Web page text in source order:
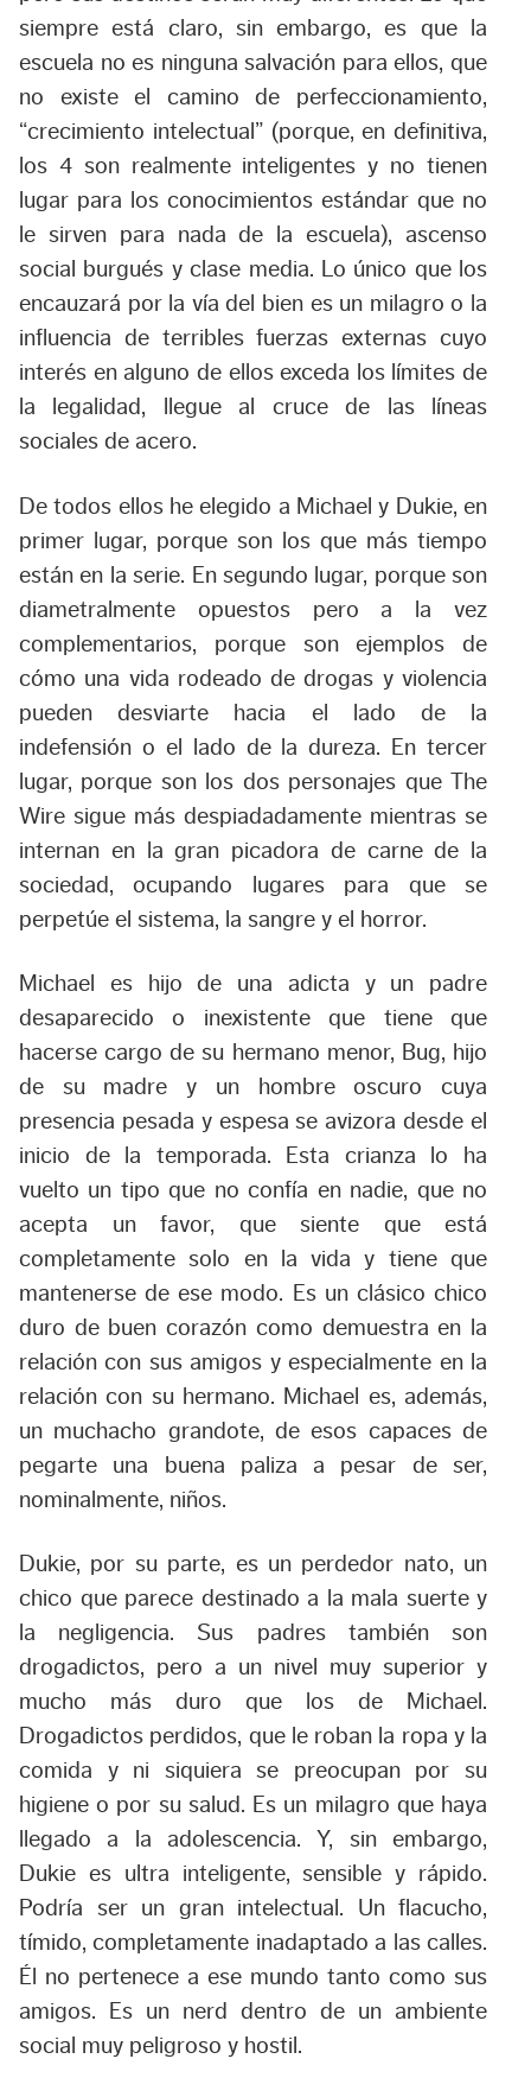
siempre está claro, sin embargo, es que la
escuela no es ninguna salvación para ellos, que
no existe el camino de perfeccionamiento,
“crecimiento intelectual” (porque, en definitiva,
los 4 son realmente inteligentes y no tienen
lugar para los conocimientos estándar que no
le sirven para nada de la escuela), ascenso
social burgués y clase media. Lo único que los
encauzará por la vía del bien es un milagro o la
influencia de terribles fuerzas externas cuyo
interés en alguno de ellos exceda los límites de
la legalidad, llegue al cruce de las líneas
sociales de acero.
De todos ellos he elegido a Michael y Dukie, en
primer lugar, porque son los que más tiempo
están en la serie. En segundo lugar, porque son
diametralmente opuestos pero a la vez
complementarios, porque son ejemplos de
cómo una vida rodeado de drogas y violencia
pueden desviarte hacia el lado de la
indefensión o el lado de la dureza. En tercer
lugar, porque son los dos personajes que The
Wire sigue más despiadadamente mientras se
internan en la gran picadora de carne de la
sociedad, ocupando lugares para que se
perpetúe el sistema, la sangre y el horror.
Michael es hijo de una adicta y un padre
desaparecido o inexistente que tiene que
hacerse cargo de su hermano menor, Bug, hijo
de su madre y un hombre oscuro cuya
presencia pesada y espesa se avizora desde el
inicio de la temporada. Esta crianza lo ha
vuelto un tipo que no confía en nadie, que no
acepta un favor, que siente que está
completamente solo en la vida y tiene que
mantenerse de ese modo. Es un clásico chico
duro de buen corazón como demuestra en la
relación con sus amigos y especialmente en la
relación con su hermano. Michael es, además,
un muchacho grandote, de esos capaces de
pegarte una buena paliza a pesar de ser,
nominalmente, niños.
Dukie, por su parte, es un perdedor nato, un
chico que parece destinado a la mala suerte y
la negligencia. Sus padres también son
drogadictos, pero a un nivel muy superior y
mucho más duro que los de Michael.
Drogadictos perdidos, que le roban la ropa y la
comida y ni siquiera se preocupan por su
higiene o por su salud. Es un milagro que haya
llegado a la adolescencia. Y, sin embargo,
Dukie es ultra inteligente, sensible y rápido.
Podría ser un gran intelectual. Un flacucho,
tímido, completamente inadaptado a las calles.
Él no pertenece a ese mundo tanto como sus
amigos. Es un nerd dentro de un ambiente
social muy peligroso y hostil.